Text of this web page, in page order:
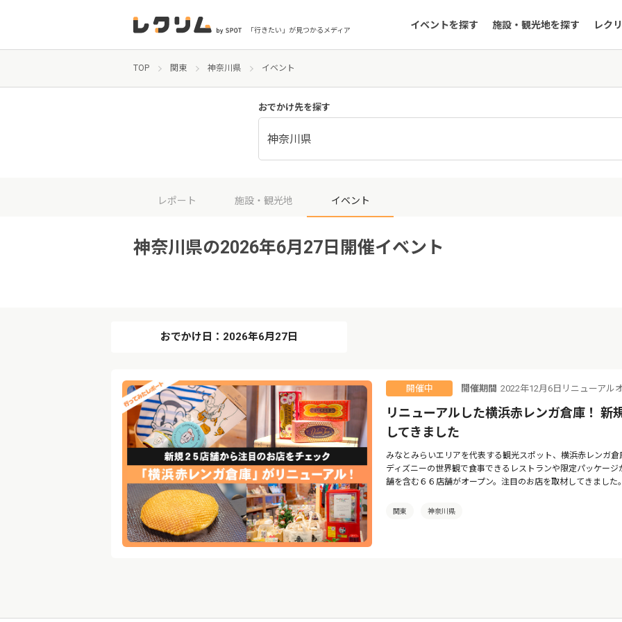
「行きたい」が見つかるメディア イベントを探す 施設・観光地を探す レク
TOP 関東 神奈川県 イベント
おでかけ先を探す
神奈川県
レポート 施設・観光地 イベント
神奈川県の2026年6月27日開催イベント
おでかけ日：2026年6月27日
開催中 開催期間 2022年12月6日リニューアル
リニューアルした横浜赤レンガ倉庫！ 新
してきました
みなとみらいエリアを代表する観光スポット、横浜赤レンガ
ディズニーの世界観で食事できるレストランや限定パッケー
舗を含む６６店舗がオープン。注目のお店を取材してきました
関東 神奈川県